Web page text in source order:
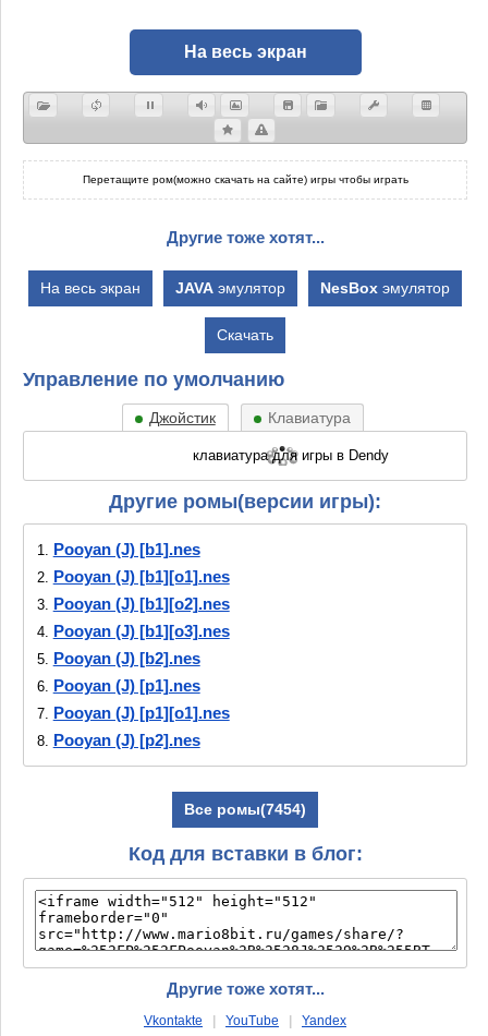
На весь экран
Перетащите ром(можно скачать на сайте) игры чтобы играть
Другие тоже хотят...
На весь экран JAVA эмулятор NesBox эмулятор
Скачать
Управление по умолчанию
Джойстик Клавиатура
Другие ромы(версии игры):
1. Pooyan (J) [b1].nes
2. Pooyan (J) [b1][o1].nes
3. Pooyan (J) [b1][o2].nes
4. Pooyan (J) [b1][o3].nes
5. Pooyan (J) [b2].nes
6. Pooyan (J) [p1].nes
7. Pooyan (J) [p1][o1].nes
8. Pooyan (J) [p2].nes
9.Pooyan (J) [T+Chi_MS emumax].nes
Pooyan (J) [T-Chi_MS emumax][a1].nes
Все ромы(7454)
Код для вставки в блог:
Другие тоже хотят...
Vkontakte YouTube Yandex